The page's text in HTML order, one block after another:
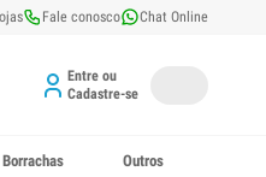
Fale conosco Chat Online
Entre ou
Cadastre-se
Borrachas Outros